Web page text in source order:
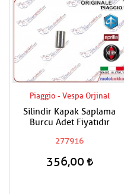
Piaggio - Vespa Orjinal
Silindir Kapak Saplama
Burcu Adet Fiyatıdır
277916
356,00